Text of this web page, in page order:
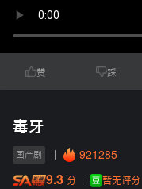
赞 踩
毒牙
国产剧 921285
9.3 分 暂无评分